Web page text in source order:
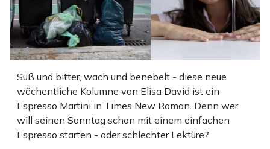
Süß und bitter, wach und benebelt - diese neue
wöchentliche Kolumne von Elisa David ist ein
Espresso Martini in Times New Roman. Denn wer
will seinen Sonntag schon mit einem einfachen
Espresso starten - oder schlechter Lektüre?